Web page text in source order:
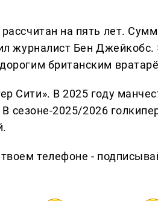
на пять лет.
журналист Бен Джейкобс.
британским
Сити». В 2025 году
сезоне-2025/2026
телефоне -